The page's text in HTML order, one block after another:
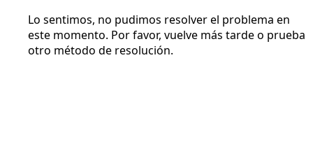
Lo sentimos, no pudimos resolver el problema en
este momento. Por favor, vuelve más tarde o prueba
otro método de resolución.